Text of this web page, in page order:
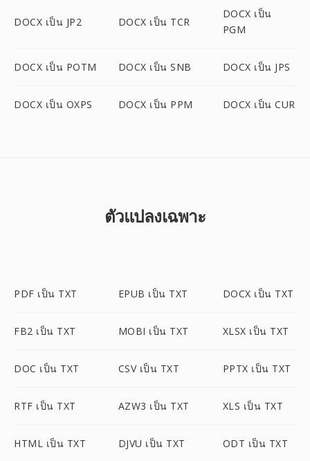
DOCX เป็น JP2 DOCX เป็น TCR
DOCX เป็น
PGM
DOCX เป็น POTM DOCX เป็น SNB DOCX เป็น JPS
DOCX เป็น OXPS DOCX เป็น PPM DOCX เป็น CUR
ตัวแปลงเฉพาะ
PDF เป็น TXT EPUB เป็น TXT DOCX เป็น TXT
FB2 เป็น TXT MOBI เป็น TXT XLSX เป็น TXT
DOC เป็น TXT CSV เป็น TXT PPTX เป็น TXT
RTF เป็น TXT AZW3 เป็น TXT XLS เป็น TXT
HTML เป็น TXT DJVU เป็น TXT ODT เป็น TXT